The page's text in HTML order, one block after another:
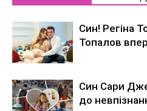
Син! Регіна
Топалов
Син Сари
до